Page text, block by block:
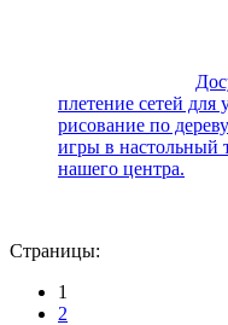
плетение сетей
рисование по
игры в настольный
нашего центра.
Страницы:
1
2